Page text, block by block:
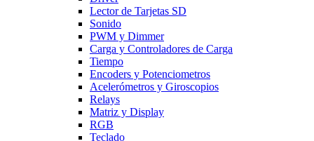
Lector de Tarjetas SD
Sonido
PWM y Dimmer
Carga y Controladores de Carga
Tiempo
Encoders y Potenciometros
Acelerómetros y Giroscopios
Relays
Matriz y Display
RGB
Teclado